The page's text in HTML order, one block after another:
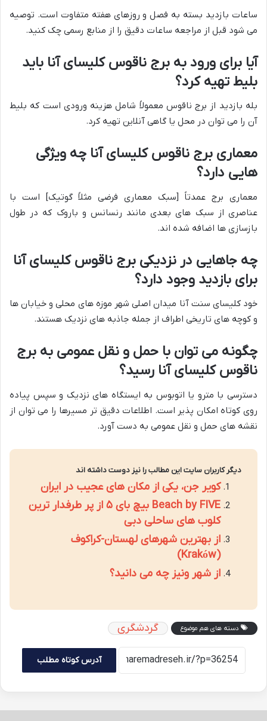
ساعات بازدید بسته به فصل و روزهای هفته متفاوت است. توصیه
می شود قبل از مراجعه ساعات دقیق را از منابع رسمی چک کنید.
آیا برای ورود به برج ناقوس کلیسای آنا باید
بلیط تهیه کرد؟
بله بازدید از برج ناقوس معمولاً شامل هزینه ورودی است که بلیط
آن را می توان در محل یا گاهی آنلاین تهیه کرد.
معماری برج ناقوس کلیسای آنا چه ویژگی
هایی دارد؟
معماری برج عمدتاً [سبک معماری فرضی مثلاً گوتیک] است با
عناصری از سبک های بعدی مانند رنسانس و باروک که در طول
بازسازی ها اضافه شده اند.
چه جاهایی در نزدیکی برج ناقوس کلیسای آنا
برای بازدید وجود دارد؟
خود کلیسای سنت آنا میدان اصلی شهر موزه های محلی و خیابان ها
و کوچه های تاریخی اطراف از جمله جاذبه های نزدیک هستند.
چگونه می توان با حمل و نقل عمومی به برج
ناقوس کلیسای آنا رسید؟
دسترسی با مترو یا اتوبوس به ایستگاه های نزدیک و سپس پیاده
روی کوتاه امکان پذیر است. اطلاعات دقیق تر مسیرها را می توان از
نقشه های حمل و نقل عمومی به دست آورد.
دیگر کاربران سایت این مطالب را نیز دوست داشته اند
کویر جن، یکی از مکان های عجیب در ایران
Beach by FIVE بیچ بای ۵ از پر طرفدار ترین
کلوب های ساحلی دبی
از بهترین شهرهای لهستان-کراکوف
(Kraków)
از شهر ونیز چه می دانید؟
دسته های هم موضوع گردشگری
آدرس کوتاه مطلب